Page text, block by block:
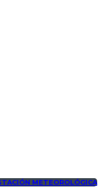
METEOROLÓGICA